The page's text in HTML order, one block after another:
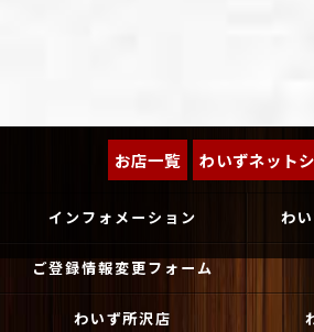
お店一覧 わいずネット
インフォメーション わ
ご登録情報変更フォーム
わいず所沢店